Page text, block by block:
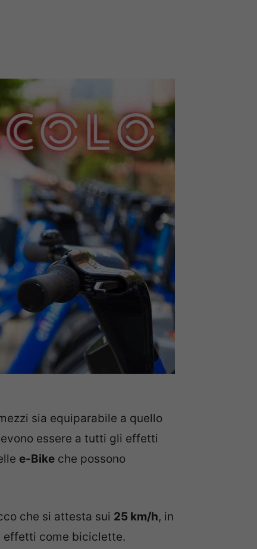
sia equiparabile a quello
essere a tutti gli effetti
e-Bike che possono
che si attesta sui 25 km/h, in
effetti come biciclette.